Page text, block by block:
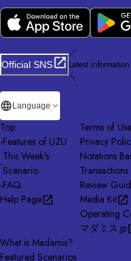
Official SNS
／
Latest
＼
Language
Top
-Features of UZU
-
This Week's
Scenario
-FAQ
Help Page
Terms of Use
Privacy
Notations
Transactions
Review
Media Kit
Operating
マダミス.jp
What is Madamis?
Featured Scenarios